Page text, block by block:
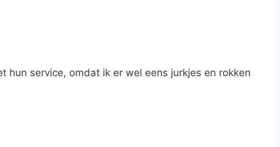
hun service, omdat ik er wel eens jurkjes en rokken